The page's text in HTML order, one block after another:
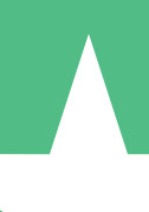
10 Download
20